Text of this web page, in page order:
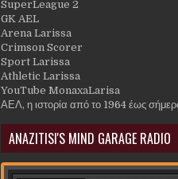
SuperLeague 2
GK AEL
Arena Larissa
Crimson Scorer
Sport Larissa
Athletic Larissa
YouTube MonaxaLarisa
ΑΕΛ, η ιστορία από το 1964 έως
ANAZITISI'S MIND GARAGE RADIO